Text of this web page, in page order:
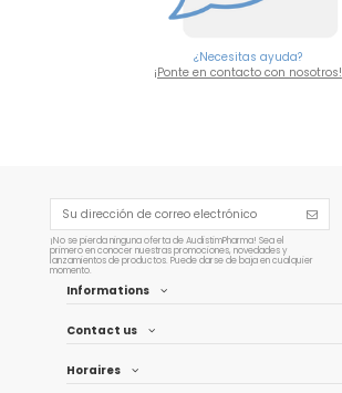
¿Necesitas ayuda?
¡Ponte en contacto con nosotros!
¡No se pierda ninguna oferta de AudistimPharma! Sea el
primero en conocer nuestras promociones, novedades y
lanzamientos de productos. Puede darse de baja en cualquier
momento.
Informations
Contact us
Horaires